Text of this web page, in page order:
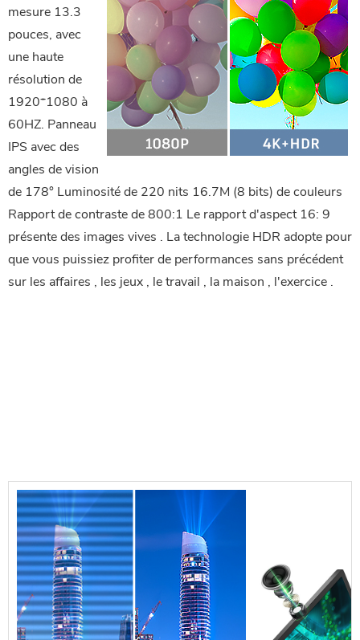
mesure 13.3
pouces, avec
une haute
résolution de
1920*1080 à
60HZ. Panneau
IPS avec des
angles de vision
de 178° Luminosité de 220 nits 16.7M (8 bits) de couleurs
Rapport de contraste de 800:1 Le rapport d'aspect 16: 9
présente des images vives . La technologie HDR adopte pour
que vous puissiez profiter de performances sans précédent
sur les affaires , les jeux , le travail , la maison , l'exercice .